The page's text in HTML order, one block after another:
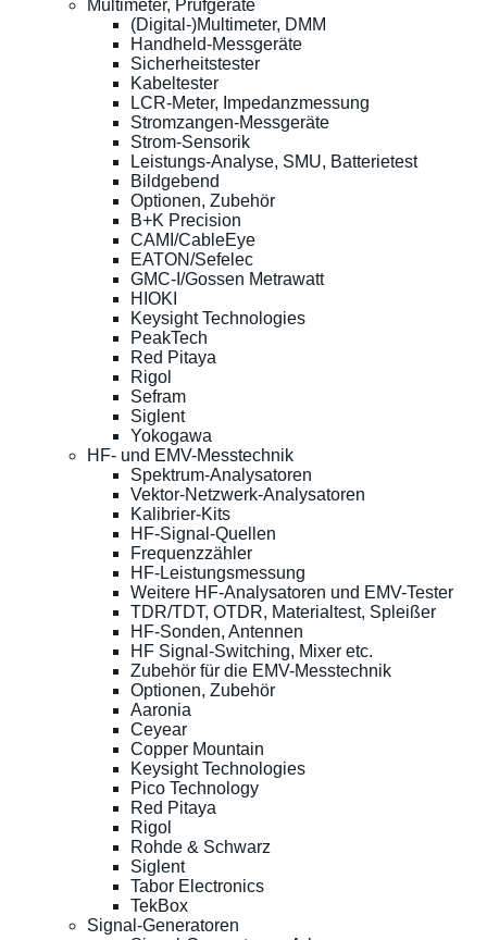
Multimeter, Prüfgeräte
(Digital-)Multimeter, DMM
Handheld-Messgeräte
Sicherheitstester
Kabeltester
LCR-Meter, Impedanzmessung
Stromzangen-Messgeräte
Strom-Sensorik
Leistungs-Analyse, SMU, Batterietest
Bildgebend
Optionen, Zubehör
B+K Precision
CAMI/CableEye
EATON/Sefelec
GMC-I/Gossen Metrawatt
HIOKI
Keysight Technologies
PeakTech
Red Pitaya
Rigol
Sefram
Siglent
Yokogawa
HF- und EMV-Messtechnik
Spektrum-Analysatoren
Vektor-Netzwerk-Analysatoren
Kalibrier-Kits
HF-Signal-Quellen
Frequenzzähler
HF-Leistungsmessung
Weitere HF-Analysatoren und EMV-Tester
TDR/TDT, OTDR, Materialtest, Spleißer
HF-Sonden, Antennen
HF Signal-Switching, Mixer etc.
Zubehör für die EMV-Messtechnik
Optionen, Zubehör
Aaronia
Ceyear
Copper Mountain
Keysight Technologies
Pico Technology
Red Pitaya
Rigol
Rohde & Schwarz
Siglent
Tabor Electronics
TekBox
Signal-Generatoren